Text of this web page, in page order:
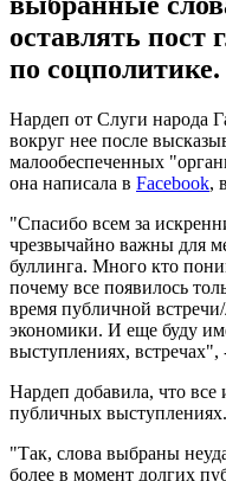
оставлять пост
по соцполитике.
Нардеп от Слуги народа
вокруг нее после
малообеспеченных
она написала в Facebook,
"Спасибо всем за
чрезвычайно важны для
буллинга. Много кто
почему все появилось
время публичной
экономики. И еще буду
выступлениях, встречах",
Нардеп добавила, что
публичных выступлениях.
"Так, слова выбраны
более в момент долгих